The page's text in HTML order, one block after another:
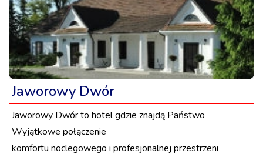
Jaworowy Dwór
Jaworowy Dwór to hotel gdzie znajdą Państwo
Wyjątkowe połączenie
komfortu noclegowego i profesjonalnej przestrzeni